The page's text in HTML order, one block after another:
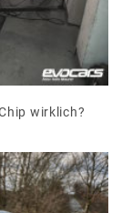
wirklich?